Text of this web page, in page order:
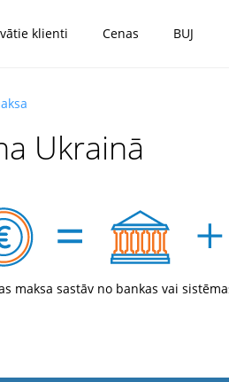
klienti Cenas BUJ
Ukrainā
maksa sastāv no bankas vai